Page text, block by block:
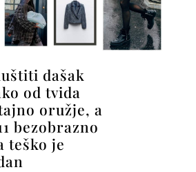
dašak
od tvida
oružje, a
bezobrazno
teško je